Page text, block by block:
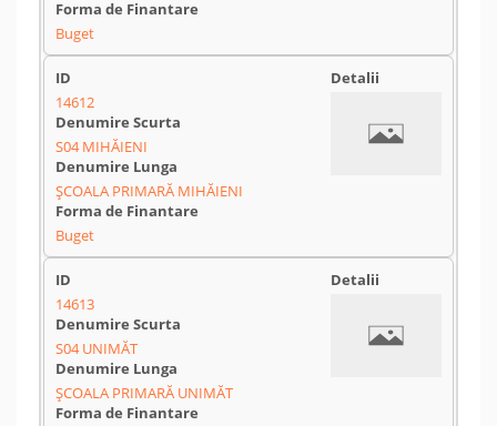
Buget
14612
S04 MIHĂIENI
ȘCOALA PRIMARĂ MIHĂIENI
Buget
14613
S04 UNIMĂT
ȘCOALA PRIMARĂ UNIMĂT